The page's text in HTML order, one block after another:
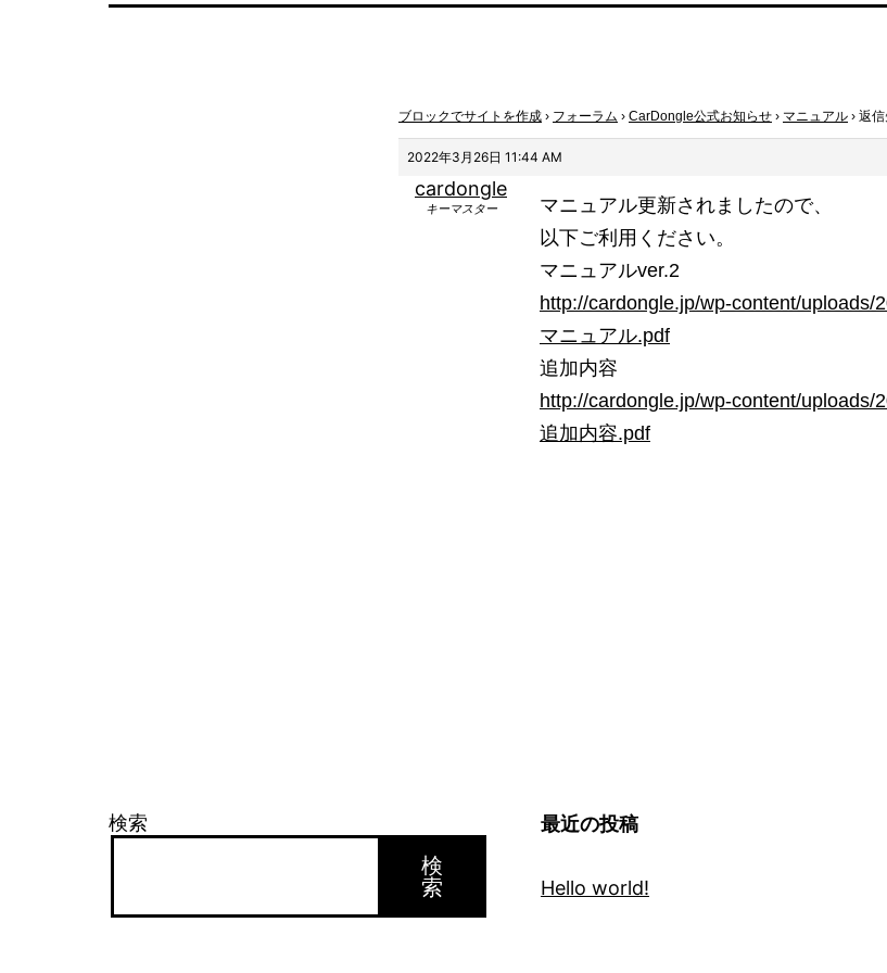
ブロックでサイトを作成 › フォーラム › CarDongle公式お知らせ › マニュアル › 返
2022年3月26日 11:44 AM
cardongle
キーマスター
マニュアル更新されましたので、
以下ご利用ください。
マニュアルver.2
http://cardongle.jp/wp-content/uploads/
マニュアル.pdf
追加内容
http://cardongle.jp/wp-content/uploads/
追加内容.pdf
検索
検
索
最近の投稿
Hello world!